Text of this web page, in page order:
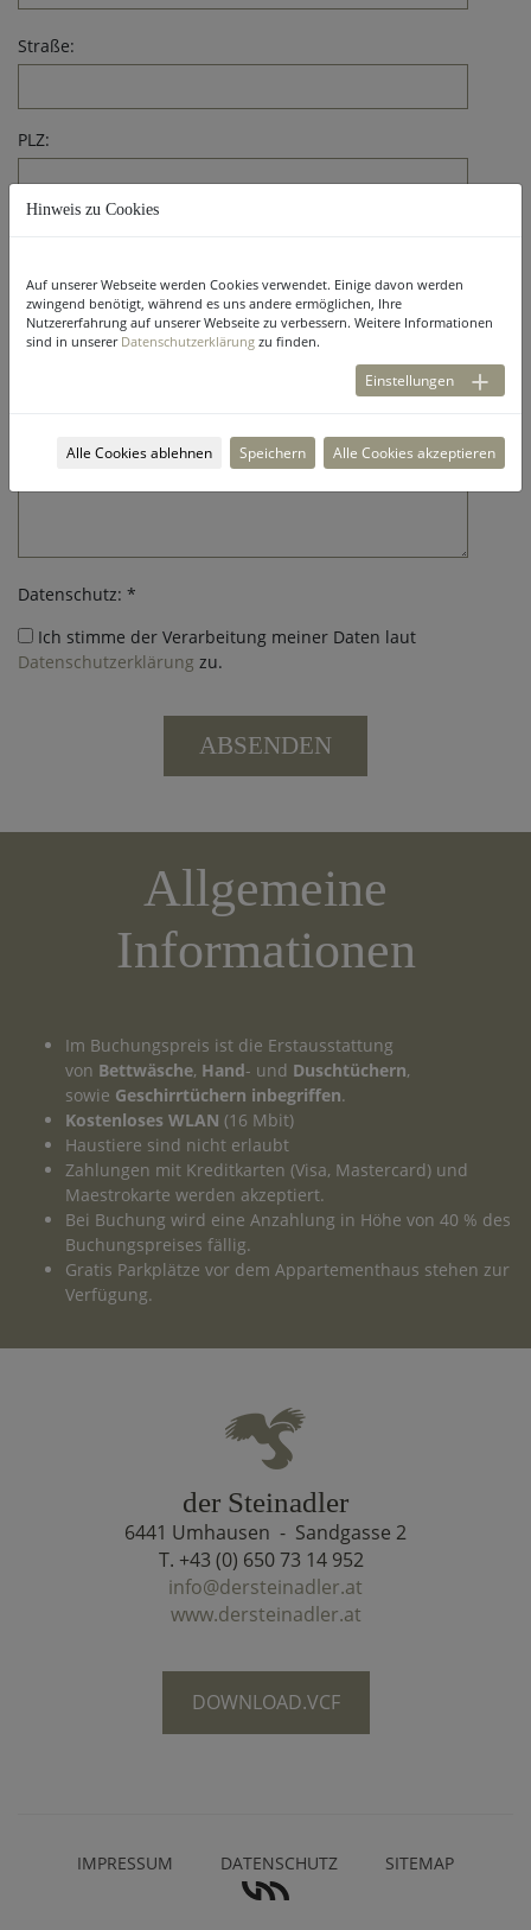
Straße:
PLZ:
Land:
Datenschutz: *
Ich stimme der Verarbeitung meiner Daten laut
Datenschutzerklärung zu.
Allgemeine
Informationen
Im Buchungspreis ist die Erstausstattung
von Bettwäsche, Hand- und Duschtüchern,
sowie Geschirrtüchern inbegriffen.
Kostenloses WLAN (16 Mbit)
Haustiere sind nicht erlaubt
Zahlungen mit Kreditkarten (Visa, Mastercard) und
Maestrokarte werden akzeptiert.
Bei Buchung wird eine Anzahlung in Höhe von 40 % des
Buchungspreises fällig.
Gratis Parkplätze vor dem Appartementhaus stehen zur
Verfügung.
der Steinadler
6441 Umhausen - Sandgasse 2
T. +43 (0) 650 73 14 952
info@dersteinadler.at
www.dersteinadler.at
DOWNLOAD.VCF
IMPRESSUM DATENSCHUTZ SITEMAP
Hinweis zu Cookies
Auf unserer Webseite werden Cookies verwendet. Einige davon werden
zwingend benötigt, während es uns andere ermöglichen, Ihre
Nutzererfahrung auf unserer Webseite zu verbessern. Weitere Informationen
sind in unserer Datenschutzerklärung zu finden.
Einstellungen
Alle Cookies ablehnen Speichern Alle Cookies akzeptieren